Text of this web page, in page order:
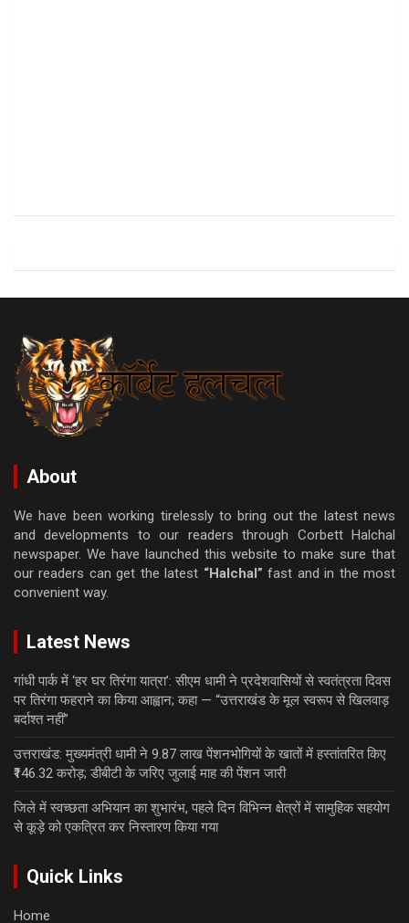
About
We have been working tirelessly to bring out the latest news
and developments to our readers through Corbett Halchal
newspaper. We have launched this website to make sure that
our readers can get the latest “Halchal” fast and in the most
convenient way.
Latest News
गांधी पार्क में ‘हर घर तिरंगा यात्रा’: सीएम धामी ने प्रदेशवासियों से स्वतंत्रता दिवस
पर तिरंगा फहराने का किया आह्वान; कहा — “उत्तराखंड के मूल स्वरूप से खिलवाड़
बर्दाश्त नहीं”
उत्तराखंड: मुख्यमंत्री धामी ने 9.87 लाख पेंशनभोगियों के खातों में हस्तांतरित किए
₹146.32 करोड़; डीबीटी के जरिए जुलाई माह की पेंशन जारी
जिले में स्वच्छता अभियान का शुभारंभ, पहले दिन विभिन्न क्षेत्रों में सामुहिक सहयोग
से कूड़े को एकत्रित कर निस्तारण किया गया
Quick Links
Home